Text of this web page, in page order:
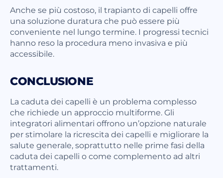
Anche se più costoso, il trapianto di capelli offre
una soluzione duratura che può essere più
conveniente nel lungo termine. I progressi tecnici
hanno reso la procedura meno invasiva e più
accessibile.
CONCLUSIONE
La caduta dei capelli è un problema complesso
che richiede un approccio multiforme. Gli
integratori alimentari offrono un’opzione naturale
per stimolare la ricrescita dei capelli e migliorare la
salute generale, soprattutto nelle prime fasi della
caduta dei capelli o come complemento ad altri
trattamenti.